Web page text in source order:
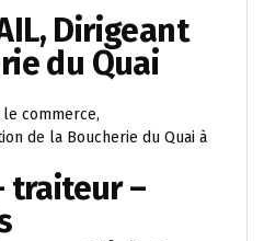
Dirigeant
du Quai
commerce,
de la Boucherie du Quai à
traiteur –